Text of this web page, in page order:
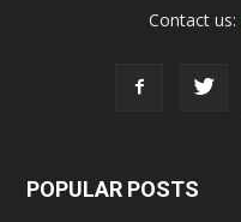
Contact us:
POPULAR POSTS